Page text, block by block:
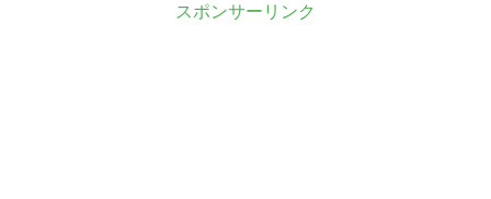
スポンサーリンク